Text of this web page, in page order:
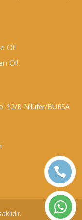
Ol!
Ol!
12/B Nilüfer/BURSA